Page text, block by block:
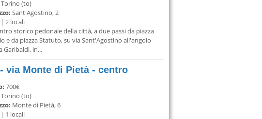
Torino (to)
Sant'Agostino, 2
| 2 locali
storico pedonale della città, a due passi da piazza
e da piazza Statuto, su via Sant'Agostino all'angolo
Garibaldi, in...
via Monte di Pietà - centro
700€
Torino (to)
Monte di Pietà, 6
| 1 locali